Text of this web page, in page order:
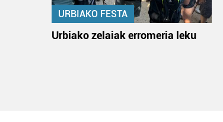
URBIAKO FESTA
Urbiako zelaiak erromeria leku